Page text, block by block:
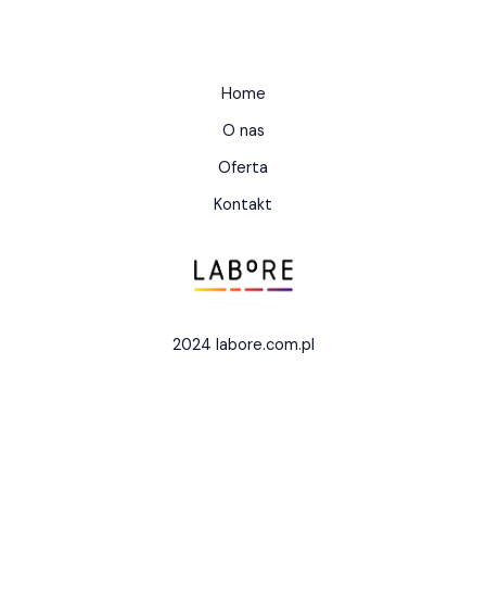
Home
O nas
Oferta
Kontakt
2024 labore.com.pl